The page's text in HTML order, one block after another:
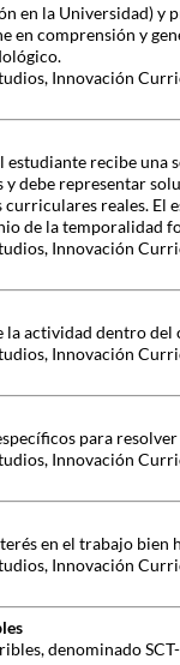
en la Universidad) y
en comprensión y
Innovación
recibe una
debe representar
reales. El
de la temporalidad
Innovación
la actividad dentro del
Innovación
para
Innovación
en el trabajo bien
Innovación
denominado